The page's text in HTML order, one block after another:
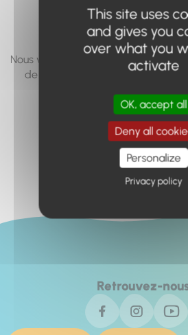
pas... ou
Nous vous invitons à utiliser le
de page, ou à utiliser le menu
Retour à
Retrouvez-
This site uses
and gives you
over what you
activate
OK, accept all
Deny all
Personalize
Privacy policy